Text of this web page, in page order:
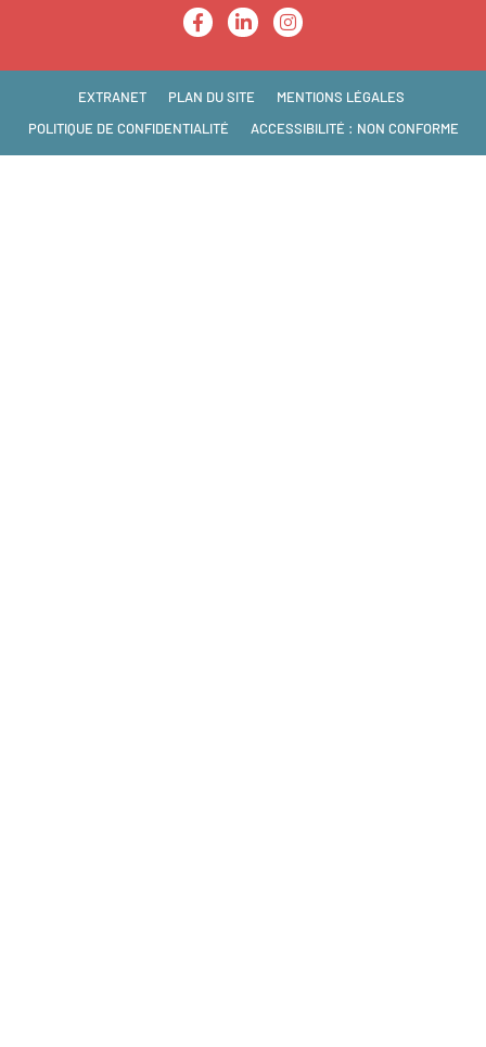
EXTRANET PLAN DU SITE
MENTIONS LÉGALES
POLITIQUE DE CONFIDENTIALITÉ
ACCESSIBILITÉ : NON CONFORME